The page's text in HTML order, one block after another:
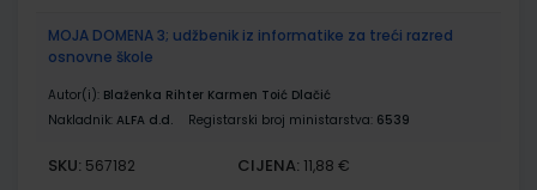
MOJA DOMENA 3; udžbenik iz informatike za treći razred
osnovne škole
Autor(i): Blaženka Rihter Karmen Toić Dlačić
Nakladnik: ALFA d.d. Registarski broj ministarstva: 6539
SKU: 567182 CIJENA: 11,88 €